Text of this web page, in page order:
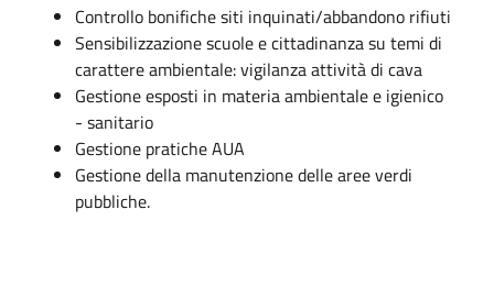
Controllo bonifiche siti inquinati/abbandono rifiuti
Sensibilizzazione scuole e cittadinanza su temi di
carattere ambientale: vigilanza attività di cava
Gestione esposti in materia ambientale e igienico
- sanitario
Gestione pratiche AUA
Gestione della manutenzione delle aree verdi
pubbliche.